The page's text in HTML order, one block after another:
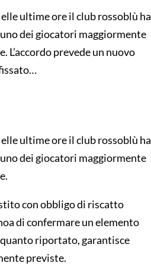
ultime ore il club rossoblù ha
dei giocatori maggiormente
L’accordo prevede un nuovo
ultime ore il club rossoblù ha
dei giocatori maggiormente
con obbligo di riscatto
di confermare un elemento
riportato, garantisce
previste.